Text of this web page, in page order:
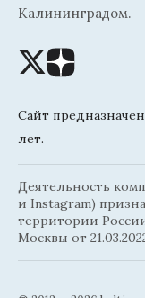
Калининградом.
Сайт
лет.
Деятельность
и Instagram)
территории
Москвы от